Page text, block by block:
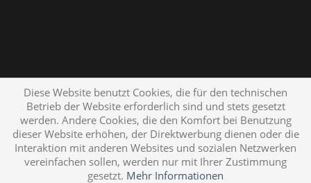
Diese Website benutzt Cookies, die für den technischen
Betrieb der Website erforderlich sind und stets gesetzt
werden. Andere Cookies, die den Komfort bei Benutzung
dieser Website erhöhen, der Direktwerbung dienen oder die
Interaktion mit anderen Websites und sozialen Netzwerken
vereinfachen sollen, werden nur mit Ihrer Zustimmung
gesetzt. Mehr Informationen